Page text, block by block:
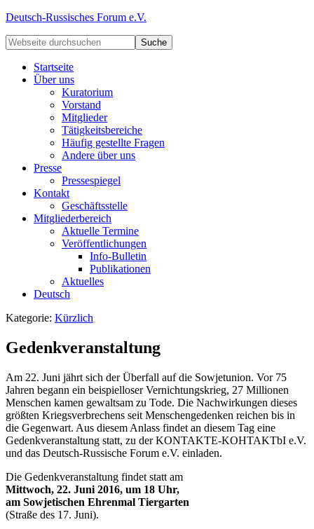
Deutsch-Russisches Forum e.V.
Startseite
Über uns
Kuratorium
Vorstand
Mitglieder
Tätigkeitsbereiche
Häufig gestellte Fragen
Andere über uns
Presse
Pressespiegel
Kontakt
Geschäftsstelle
Mitgliederbereich
Aktuelle Termine
Veröffentlichungen
Info-Bulletin
Publikationen
Aktuelles
Deutsch
Kategorie: Kürzlich
Gedenkveranstaltung
Am 22. Juni jährt sich der Überfall auf die Sowjetunion. Vor 75
Jahren begann ein beispielloser Vernichtungskrieg, 27 Millionen
Menschen kamen gewaltsam zu Tode. Die Nachwirkungen dieses
größten Kriegsverbrechens seit Menschengedenken reichen bis in
die Gegenwart. Aus diesem Anlass findet an diesem Tag eine
Gedenkveranstaltung statt, zu der KONTAKTE-KOHTAKTbI e.V.
und das Deutsch-Russische Forum e.V. einladen.
Die Gedenkveranstaltung findet statt am
Mittwoch, 22. Juni 2016, um 18 Uhr,
am Sowjetischen Ehrenmal Tiergarten
(Straße des 17. Juni).